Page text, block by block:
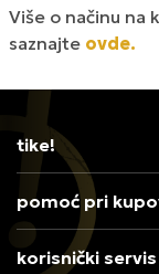
Više o načinu na
saznajte ovde.
tike!
pomoć pri
korisnički servis